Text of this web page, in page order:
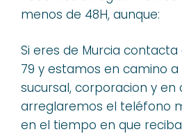
menos de 48H, aunque:
Si eres de Murcia
79 y estamos en camino a
sucursal, corporacion y en
arreglaremos el teléfono
en el tiempo en que